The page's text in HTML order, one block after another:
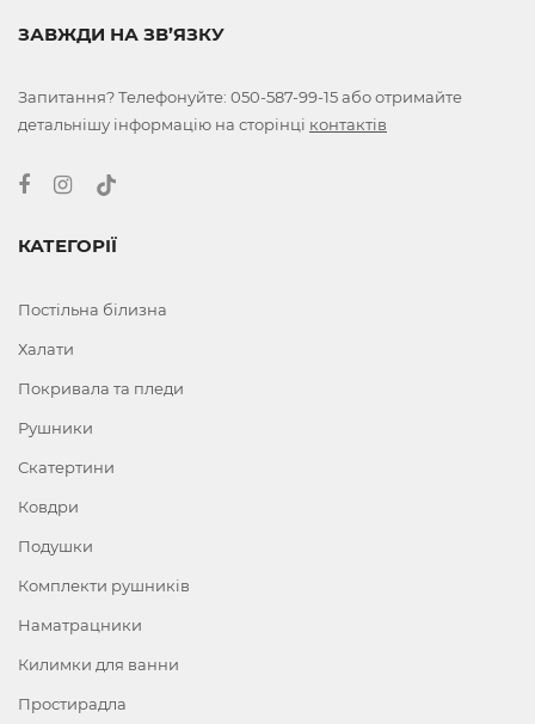
ЗАВЖДИ НА ЗВ’ЯЗКУ
Запитання? Телефонуйте: 050-587-99-15або отримайте
детальнішу інформацію на сторінці контактів
КАТЕГОРІЇ
Постільна білизна
Халати
Покривала та пледи
Рушники
Скатертини
Ковдри
Подушки
Комплекти рушників
Наматрацники
Килимки для ванни
Простирадла